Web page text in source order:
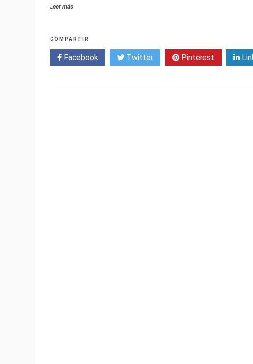
Leer más
COMPARTIR
Facebook Twitter Pinterest